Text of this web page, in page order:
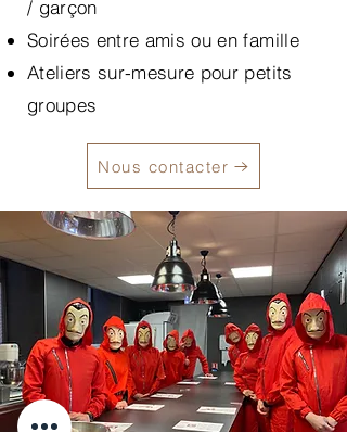
/ garçon
Soirées entre amis ou en famille
Ateliers sur-mesure pour petits
groupes
Nous contacter